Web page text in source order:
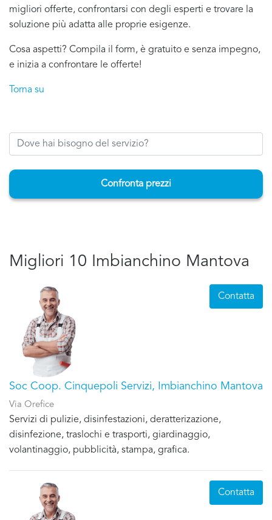
migliori offerte, confrontarsi con degli esperti e trovare la
soluzione più adatta alle proprie esigenze.
Cosa aspetti? Compila il form, è gratuito e senza impegno,
e inizia a confrontare le offerte!
Torna su
Confronta prezzi
Migliori 10 Imbianchino Mantova
Soc Coop. Cinquepoli Servizi, Imbianchino Mantova
Via Orefice
Servizi di pulizie, disinfestazioni, deratterizazione,
disinfezione, traslochi e trasporti, giardinaggio,
volantinaggio, pubblicità, stampa, grafica.
Contatta
Contatta